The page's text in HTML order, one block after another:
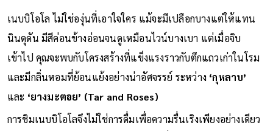
เนบบิโอโล ไม่ใช่องุ่นที่เอาใจใคร แม้จะมีเปลือกบางแต่ให้แทน
นินดุดัน มีสีค่อนข้างอ่อนจนดูเหมือนไวน์บางเบา แต่เมื่อจิบ
เข้าไป คุณจะพบกับโครงสร้างที่แข็งแรงราวกับตึกแถวเก่าในโรม
และมีกลิ่นหอมที่ย้อนแย้งอย่างน่าอัศจรรย์ ระหว่าง ‘กุหลาบ’
และ ‘ยางมะตอย’ (Tar and Roses)
การชิมเนบบิโอโลจึงไม่ใช่การดื่มเพื่อความรื่นเริงเพียงอย่างเดียว